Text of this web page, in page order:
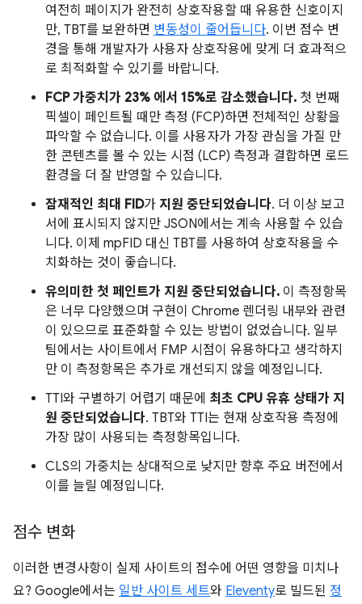
여전히 페이지가 완전히 상호작용할 때 유용한 신호이지
만, TBT를 보완하면 변동성이 줄어듭니다. 이번 점수 변
경을 통해 개발자가 사용자 상호작용에 맞게 더 효과적으
로 최적화할 수 있기를 바랍니다.
FCP 가중치가 23% 에서 15%로 감소했습니다. 첫 번째
픽셀이 페인트될 때만 측정 (FCP)하면 전체적인 상황을
파악할 수 없습니다. 이를 사용자가 가장 관심을 가질 만
한 콘텐츠를 볼 수 있는 시점 (LCP) 측정과 결합하면 로드
환경을 더 잘 반영할 수 있습니다.
잠재적인 최대 FID가 지원 중단되었습니다. 더 이상 보고
서에 표시되지 않지만 JSON에서는 계속 사용할 수 있습
니다. 이제 mpFID 대신 TBT를 사용하여 상호작용을 수
치화하는 것이 좋습니다.
유의미한 첫 페인트가 지원 중단되었습니다. 이 측정항목
은 너무 다양했으며 구현이 Chrome 렌더링 내부와 관련
이 있으므로 표준화할 수 있는 방법이 없었습니다. 일부
팀에서는 사이트에서 FMP 시점이 유용하다고 생각하지
만 이 측정항목은 추가로 개선되지 않을 예정입니다.
TTI와 구별하기 어렵기 때문에 최초 CPU 유휴 상태가 지
원 중단되었습니다. TBT와 TTI는 현재 상호작용 측정에
가장 많이 사용되는 측정항목입니다.
CLS의 가중치는 상대적으로 낮지만 향후 주요 버전에서
이를 늘릴 예정입니다.
점수 변화
이러한 변경사항이 실제 사이트의 점수에 어떤 영향을 미치나
요? Google에서는 일반 사이트 세트와 Eleventy로 빌드된 정